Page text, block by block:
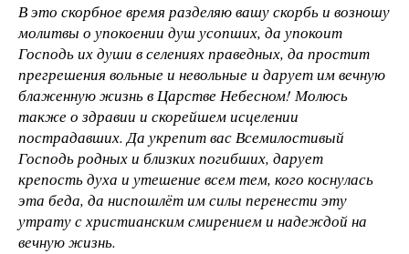
В это скорбное время разделяю вашу скорбь и возношу
молитвы о упокоении душ усопших, да упокоит
Господь их души в селениях праведных, да простит
прегрешения вольные и невольные и дарует им вечную
блаженную жизнь в Царстве Небесном! Молюсь
также о здравии и скорейшем исцелении
пострадавших. Да укрепит вас Всемилостивый
Господь родных и близких погибших, дарует
крепость духа и утешение всем тем, кого коснулась
эта беда, да ниспошлёт им силы перенести эту
утрату с христианским смирением и надеждой на
вечную жизнь.